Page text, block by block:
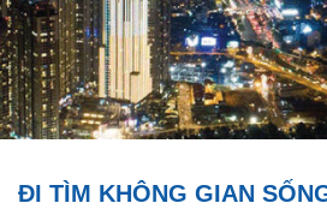
ĐI TÌM KHÔNG GIAN